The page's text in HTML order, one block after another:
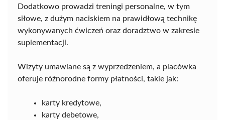
Dodatkowo prowadzi treningi personalne, w tym
siłowe, z dużym naciskiem na prawidłową technikę
wykonywanych ćwiczeń oraz doradztwo w zakresie
suplementacji.
Wizyty umawiane są z wyprzedzeniem, a placówka
oferuje różnorodne formy płatności, takie jak:
karty kredytowe,
karty debetowe,